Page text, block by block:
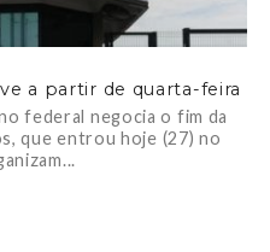
a partir de quarta-feira
federal negocia o fim da
que entrou hoje (27) no